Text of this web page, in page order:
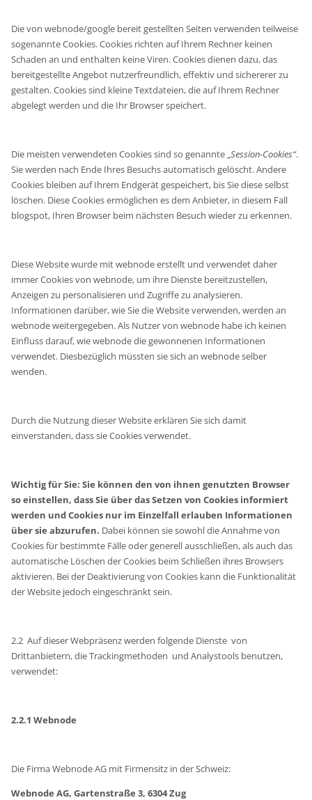
Die von webnode/google bereit gestellten Seiten verwenden teilweise
sogenannte Cookies. Cookies richten auf Ihrem Rechner keinen
Schaden an und enthalten keine Viren. Cookies dienen dazu, das
bereitgestellte Angebot nutzerfreundlich, effektiv und sichererer zu
gestalten. Cookies sind kleine Textdateien, die auf Ihrem Rechner
abgelegt werden und die Ihr Browser speichert.
Die meisten verwendeten Cookies sind so genannte „Session-Cookies“.
Sie werden nach Ende Ihres Besuchs automatisch gelöscht. Andere
Cookies bleiben auf Ihrem Endgerät gespeichert, bis Sie diese selbst
löschen. Diese Cookies ermöglichen es dem Anbieter, in diesem Fall
blogspot, Ihren Browser beim nächsten Besuch wieder zu erkennen.
Diese Website wurde mit webnode erstellt und verwendet daher
immer Cookies von webnode, um ihre Dienste bereitzustellen,
Anzeigen zu personalisieren und Zugriffe zu analysieren.
Informationen darüber, wie Sie die Website verwenden, werden an
webnode weitergegeben. Als Nutzer von webnode habe ich keinen
Einfluss darauf, wie webnode die gewonnenen Informationen
verwendet. Diesbezüglich müssten sie sich an webnode selber
wenden.
Durch die Nutzung dieser Website erklären Sie sich damit
einverstanden, dass sie Cookies verwendet.
Wichtig für Sie: Sie können den von ihnen genutzten Browser
so einstellen, dass Sie über das Setzen von Cookies informiert
werden und Cookies nur im Einzelfall erlauben Informationen
über sie abzurufen. Dabei können sie sowohl die Annahme von
Cookies für bestimmte Fälle oder generell ausschließen, als auch das
automatische Löschen der Cookies beim Schließen ihres Browsers
aktivieren. Bei der Deaktivierung von Cookies kann die Funktionalität
der Website jedoch eingeschränkt sein.
2.2 Auf dieser Webpräsenz werden folgende Dienste von
Drittanbietern, die Trackingmethoden und Analystools benutzen,
verwendet:
2.2.1 Webnode
Die Firma Webnode AG mit Firmensitz in der Schweiz:
Webnode AG, Gartenstraße 3, 6304 Zug